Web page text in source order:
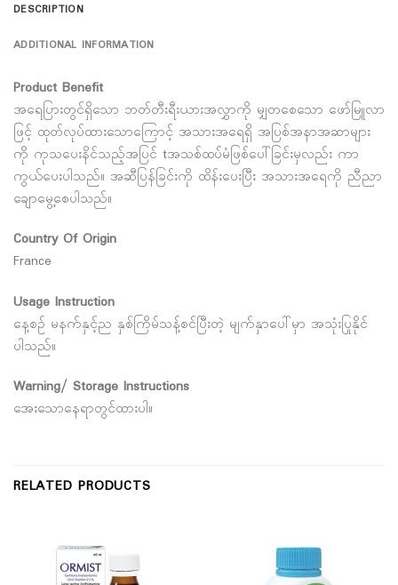
DESCRIPTION
ADDITIONAL INFORMATION
Product Benefit
အရေပြားတွင်ရှိသော ဘတ်တီးရီးယားအလွှာကို မျှတစေသော ဖော်မြူလာ
ဖြင့် ထုတ်လုပ်ထားသောကြောင့် အသားအရေရှိ အပြစ်အနာအဆာများ
ကို ကုသပေးနိင်သည့်အပြင် tအသစ်ထပ်မံဖြစ်ပေါ်ခြင်းမှလည်း ကာ
ကွယ်ပေးပါသည်။ အဆီပြန်ခြင်းကို ထိန်းပေးပြီး အသားအရေကို ညီညာ
ချောမွေ့စေပါသည်။
Country Of Origin
France
Usage Instruction
နေ့စဉ် မနက်နှင့်ည နှစ်ကြိမ်သန့်စင်ပြီးတဲ့ မျက်နှာပေါ်မှာ အသုံးပြုနိုင်
ပါသည်။
Warning/ Storage Instructions
အေးသောနေရာတွင်ထားပါ။
RELATED PRODUCTS